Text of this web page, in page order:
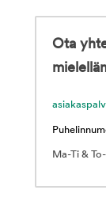
Ota
Ma-Ti &